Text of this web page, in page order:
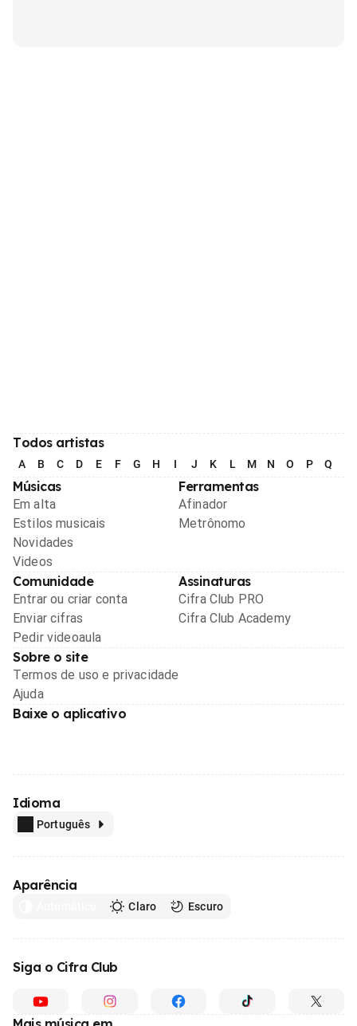
Todos artistas
A B C D E F G H I J K L M N O P Q
Músicas
Em alta
Estilos musicais
Novidades
Videos
Ferramentas
Afinador
Metrônomo
Comunidade
Entrar ou criar conta
Enviar cifras
Pedir videoaula
Assinaturas
Cifra Club PRO
Cifra Club Academy
Sobre o site
Termos de uso e privacidade
Ajuda
Baixe o aplicativo
Idioma
Português
Aparência
Claro Escuro
Siga o Cifra Club